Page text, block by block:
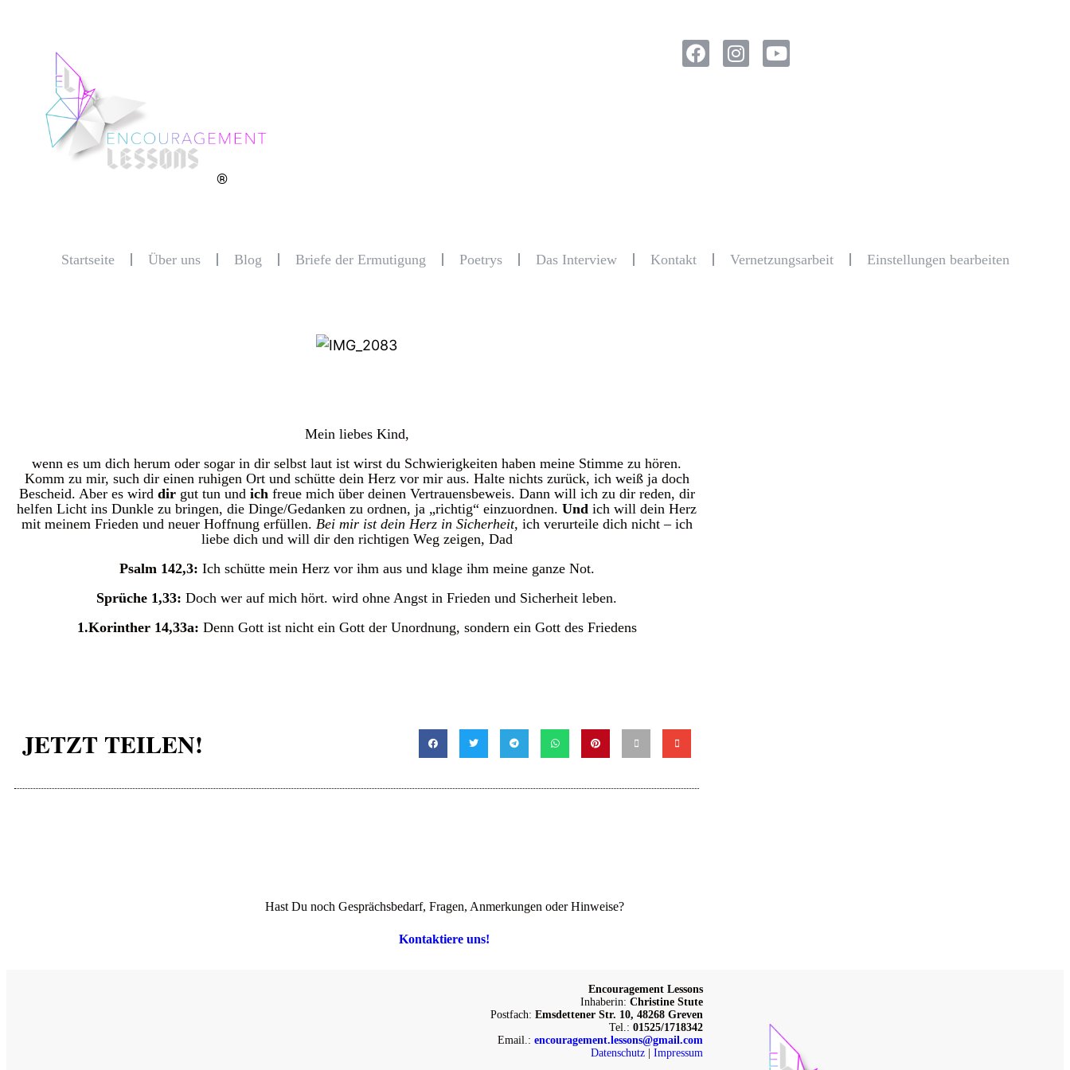
®
Startseite Über uns Blog Briefe der Ermutigung Poetrys Das Interview Kontakt Vernetzungsarbeit Einstellungen bearbeiten
Mein liebes Kind,
wenn es um dich herum oder sogar in dir selbst laut ist wirst du Schwierigkeiten haben meine Stimme zu hören.
Komm zu mir, such dir einen ruhigen Ort und schütte dein Herz vor mir aus. Halte nichts zurück, ich weiß ja doch
Bescheid. Aber es wird dir gut tun undich freue mich über deinen Vertrauensbeweis. Dann will ich zu dir reden, dir
helfen Licht ins Dunkle zu bringen, die Dinge/Gedanken zu ordnen, ja „richtig“ einzuordnen. Und ich will dein Herz
mit meinem Frieden und neuer Hoffnung erfüllen. Bei mir ist dein Herz in Sicherheit, ich verurteile dich nicht – ich
liebe dich und will dir den richtigen Weg zeigen, Dad
Psalm 142,3: Ich schütte mein Herz vor ihm aus und klage ihm meine ganze Not.
Sprüche 1,33: Doch wer auf mich hört. wird ohne Angst in Frieden und Sicherheit leben.
1.Korinther 14,33a: Denn Gott ist nicht ein Gott der Unordnung, sondern ein Gott des Friedens
JETZT TEILEN!
Hast Du noch Gesprächsbedarf, Fragen, Anmerkungen oder Hinweise?
Kontaktiere uns!
Encouragement Lessons
Inhaberin:Christine Stute
Postfach:Emsdettener Str. 10, 48268 Greven
Tel.:01525/1718342
Email.:encouragement.lessons@gmail.com
Datenschutz |Impressum